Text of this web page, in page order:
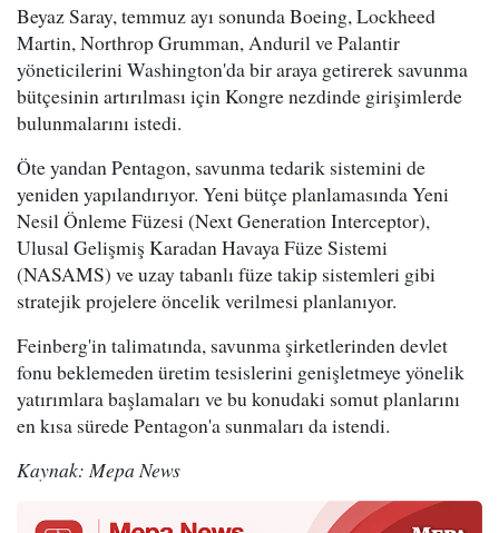
Beyaz Saray, temmuz ayı sonunda Boeing, Lockheed
Martin, Northrop Grumman, Anduril ve Palantir
yöneticilerini Washington'da bir araya getirerek savunma
bütçesinin artırılması için Kongre nezdinde girişimlerde
bulunmalarını istedi.
Öte yandan Pentagon, savunma tedarik sistemini de
yeniden yapılandırıyor. Yeni bütçe planlamasında Yeni
Nesil Önleme Füzesi (Next Generation Interceptor),
Ulusal Gelişmiş Karadan Havaya Füze Sistemi
(NASAMS) ve uzay tabanlı füze takip sistemleri gibi
stratejik projelere öncelik verilmesi planlanıyor.
Feinberg'in talimatında, savunma şirketlerinden devlet
fonu beklemeden üretim tesislerini genişletmeye yönelik
yatırımlara başlamaları ve bu konudaki somut planlarını
en kısa sürede Pentagon'a sunmaları da istendi.
Kaynak: Mepa News